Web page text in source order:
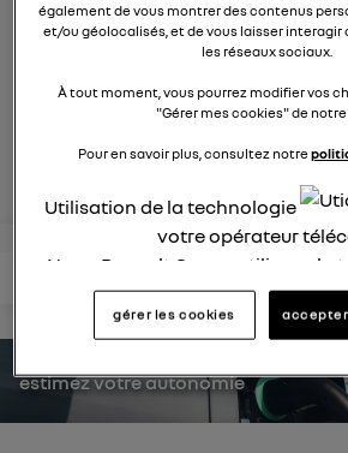
maîtrisez la route avec Renault
rejoignez
estimez votre autonomie
également de vous montrer des contenus
et/ou géolocalisés, et de vous laisser interagir
les réseaux sociaux.
À tout moment, vous pourrez modifier vos
"Gérer mes cookies" de notre
Pour en savoir plus, consultez notre
Utilisation de la technologie
votre opérateur
Nous, Renault Group, utilisons la
pour nos activités digitales
dans cette notice de
utilisez une connexion
opérateur télécom
gérer les cookies